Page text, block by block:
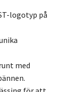
logotyp på
med